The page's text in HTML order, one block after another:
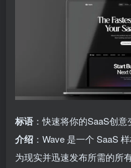
标语 ：快速将你的SaaS创意
介绍 ：Wave 是一个 SaaS
为现实并迅速发布所需的所